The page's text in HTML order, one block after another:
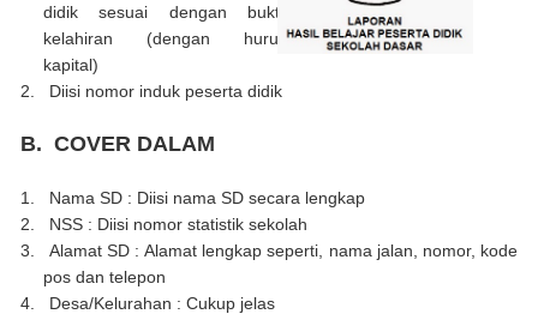
didik sesuai dengan bukti
kelahiran (dengan huruf
kapital)
2. Diisi nomor induk peserta didik
B. COVER DALAM
1. Nama SD : Diisi nama SD secara lengkap
2. NSS : Diisi nomor statistik sekolah
3. Alamat SD:Alamat lengkap seperti, nama jalan, nomor, kode
pos dan telepon
4. Desa/Kelurahan : Cukup jelas